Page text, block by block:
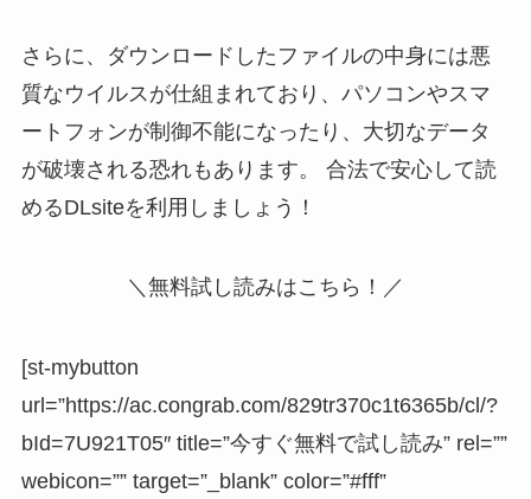
さらに、ダウンロードしたファイルの中身には悪
質なウイルスが仕組まれており、 パソコンやスマ
ートフォンが制御不能になったり、大切なデータ
が破壊される恐れもあります。 合法で安心して読
めるDLsiteを利用しましょう！
＼無料試し読みはこちら！／
[st-mybutton
url=”https://ac.congrab.com/829tr370c1t6365b/cl/?
bId=7U921T05″ title=”今すぐ無料で試し読み” rel=””
webicon=”” target=”_blank” color=”#fff”